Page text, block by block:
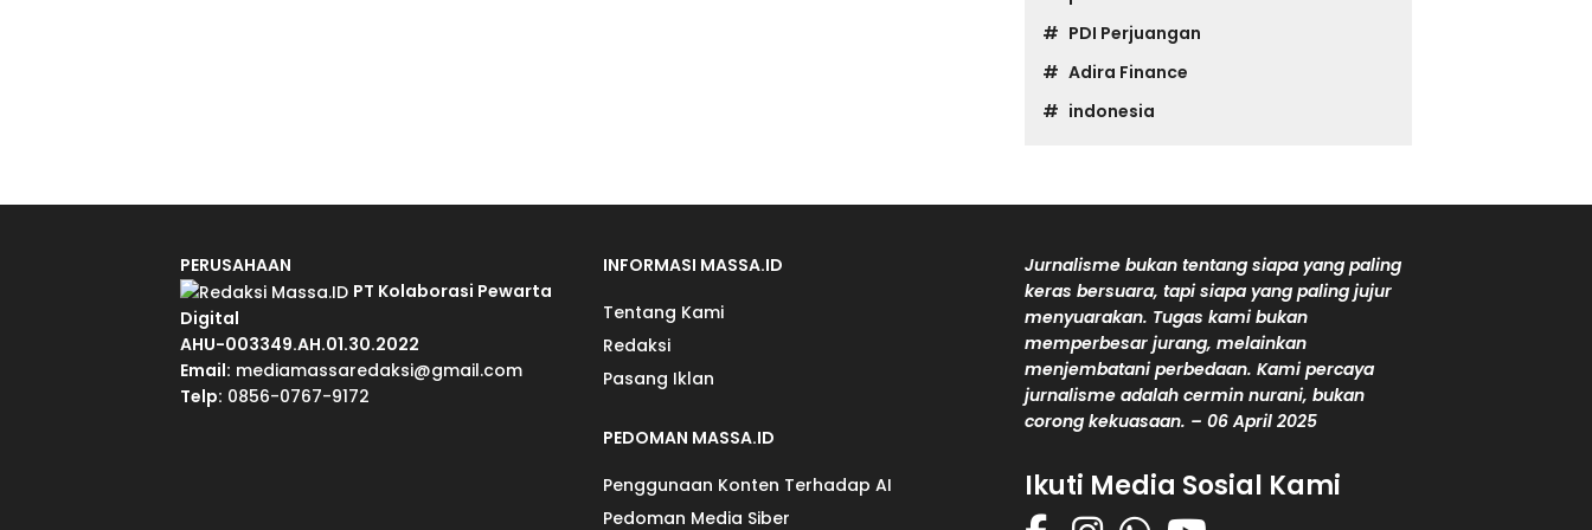
PDI Perjuangan
Adira Finance
indonesia
PERUSAHAAN
PT Kolaborasi Pewarta
Digital
AHU-003349.AH.01.30.2022
Email: mediamassaredaksi@gmail.com
Telp: 0856-0767-9172
INFORMASI MASSA.ID
Tentang Kami
Redaksi
Pasang Iklan
PEDOMAN MASSA.ID
Penggunaan Konten Terhadap AI
Pedoman Media Siber
Jurnalisme bukan tentang siapa yang paling
keras bersuara, tapi siapa yang paling jujur
menyuarakan. Tugas kami bukan
memperbesar jurang, melainkan
menjembatani perbedaan. Kami percaya
jurnalisme adalah cermin nurani, bukan
corong kekuasaan. – 06 April 2025
Ikuti Media Sosial Kami